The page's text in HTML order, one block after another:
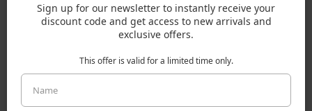
ALTRI COLORI
Sign up for our newsletter to instantly receive your
discount code and get access to new arrivals and
exclusive offers.
This offer is valid for a limited time only.